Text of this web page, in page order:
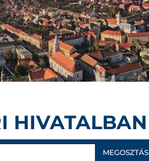
HIVATALBAN
MEGOSZTÁS